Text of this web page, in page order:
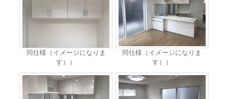
同仕様（イメージになりま
す））
同仕様（イメージになりま
す））